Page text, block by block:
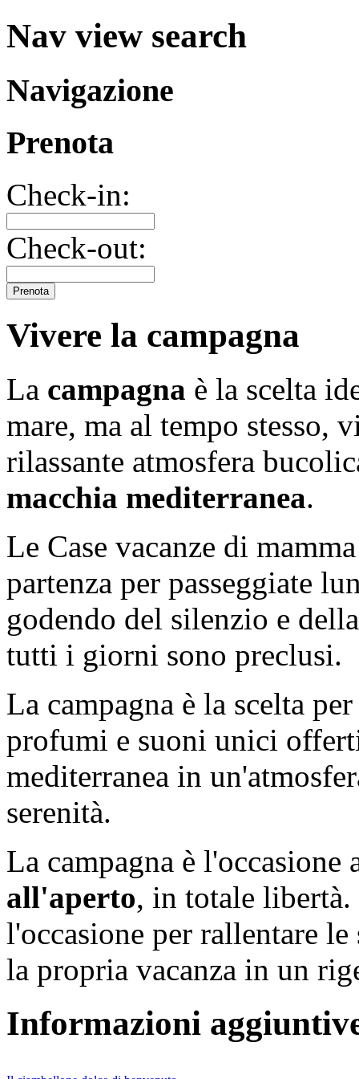
Nav view search
Navigazione
Prenota
Check-in:
Check-out:
Prenota
Vivere la campagna
La campagna è la scelta
mare, ma al tempo stesso,
rilassante atmosfera
macchia mediterranea.
Le Case vacanze di
partenza per passeggiate
godendo del silenzio e
tutti i giorni sono preclusi.
La campagna è la scelta
profumi e suoni unici
mediterranea in
serenità.
La campagna è l'occasione
all'aperto, in totale
l'occasione per rallentare
la propria vacanza in un
Informazioni